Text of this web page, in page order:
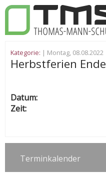
Kategorie: | Montag, 08.08.2022
Herbstferien Ende
Datum:
Zeit:
Terminkalender